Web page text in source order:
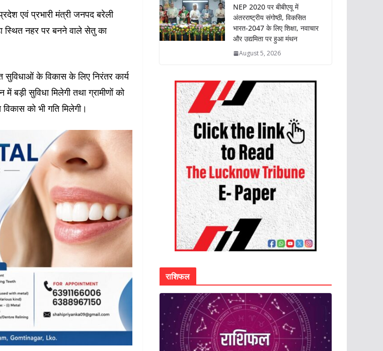
एवं प्रभारी मंत्री जनपद बरेली
स्थित नहर पर बनने वाले सेतु का
सुविधाओं के विकास के लिए निरंतर कार्य
बड़ी सुविधा मिलेगी तथा ग्रामीणों को
को भी गति मिलेगी।
NEP 2020 पर बीबीएयू में
अंतरराष्ट्रीय संगोष्ठी, विकसित
भारत-2047 के लिए शिक्षा, नवाचार
और उद्यमिता पर हुआ मंथन
August 5, 2026
राशिफल